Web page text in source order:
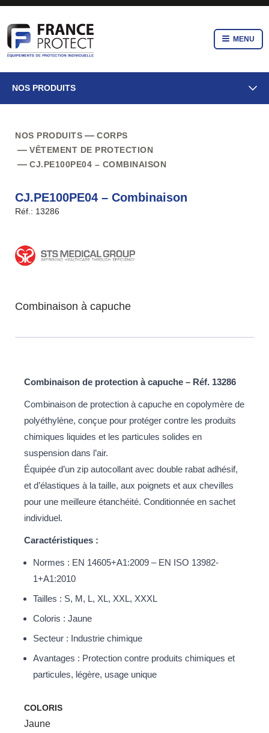
MENU
NOS PRODUITS
NOS PRODUITS
CORPS
VÊTEMENT DE PROTECTION
CJ.PE100PE04 – COMBINAISON
CJ.PE100PE04 – Combinaison
Réf.: 13286
Combinaison à capuche
Combinaison de protection à capuche – Réf. 13286
Combinaison de protection à capuche en copolymère de
polyéthylène, conçue pour protéger contre les produits
chimiques liquides et les particules solides en
suspension dans l’air.
Équipée d’un zip autocollant avec double rabat adhésif,
et d’élastiques à la taille, aux poignets et aux chevilles
pour une meilleure étanchéité. Conditionnée en sachet
individuel.
Caractéristiques :
Normes : EN 14605+A1:2009 – EN ISO 13982-
1+A1:2010
Tailles : S, M, L, XL, XXL, XXXL
Coloris : Jaune
Secteur : Industrie chimique
Avantages : Protection contre produits chimiques et
particules, légère, usage unique
COLORIS
Jaune